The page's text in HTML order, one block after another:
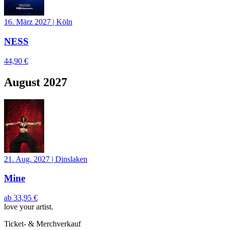
16. März 2027 Köln
NESS
44,90 €
August 2027
21. Aug. 2027 | Dinslaken
Mine
ab 33,95 €
love your artist.
Ticket- & Merchverkauf